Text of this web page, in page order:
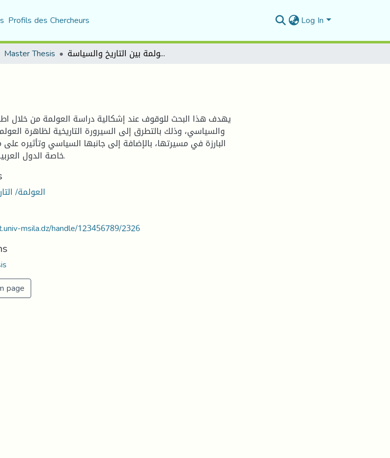
Profils des Chercheurs Log In
Master Thesis العولمة بين التاريخ والسياسة
يهدف هذا البحث للوقوف عند إشكالية دراسة العولمة من خلال
والسياسي، وذلك بالتطرق إلى السيرورة التاريخية لظاهرة
البارزة في مسيرتها، بالإضافة إلى جانبها السياسي وتأثيره
خاصة الدول العربية والإسلامية.
العولمة/
msila.dz/handle/123456789/2326
page